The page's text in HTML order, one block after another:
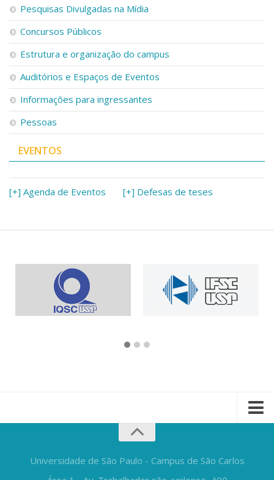
Outros serviços
Comunicação
Assessorias e Mídias
Aplicativos e Sites
Jornal da USP
Agenda de Eventos
Defesa de Teses
Pesquisas Divulgadas na Mídia
Concursos Públicos
Estrutura e organização do campus
Auditórios e Espaços de Eventos
Informações para ingressantes
Pessoas
EVENTOS
[+] Agenda de Eventos [+] Defesas de teses
Universidade de São Paulo - Campus de São Carlos